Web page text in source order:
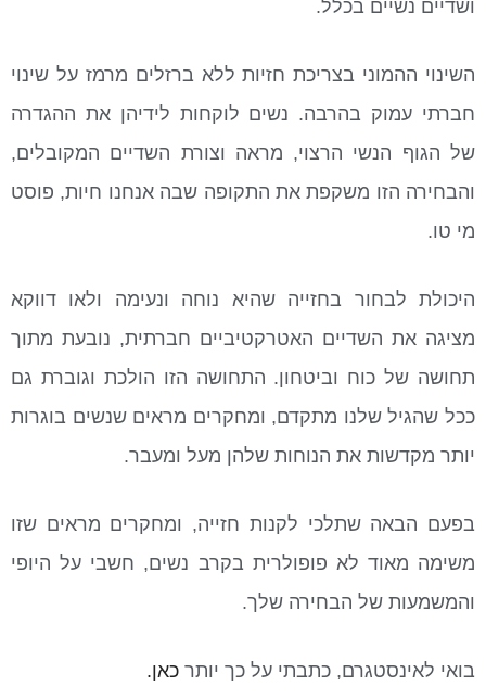
ושדיים נשיים בכלל.
השינוי ההמוני בצריכת חזיות ללא ברזלים מרמז על שינוי
חברתי עמוק בהרבה. נשים לוקחות לידיהן את ההגדרה
של הגוף הנשי הרצוי, מראה וצורת השדיים המקובלים,
והבחירה הזו משקפת את התקופה שבה אנחנו חיות, פוסט
מי טו.
היכולת לבחור בחזייה שהיא נוחה ונעימה ולאו דווקא
מציגה את השדיים האטרקטיביים חברתית, נובעת מתוך
תחושה של כוח וביטחון. התחושה הזו הולכת וגוברת גם
ככל שהגיל שלנו מתקדם, ומחקרים מראים שנשים בוגרות
יותר מקדשות את הנוחות שלהן מעל ומעבר.
בפעם הבאה שתלכי לקנות חזייה, ומחקרים מראים שזו
משימה מאוד לא פופולרית בקרב נשים, חשבי על היופי
והמשמעות של הבחירה שלך.
בואי לאינסטגרם, כתבתי על כך יותר כאן.